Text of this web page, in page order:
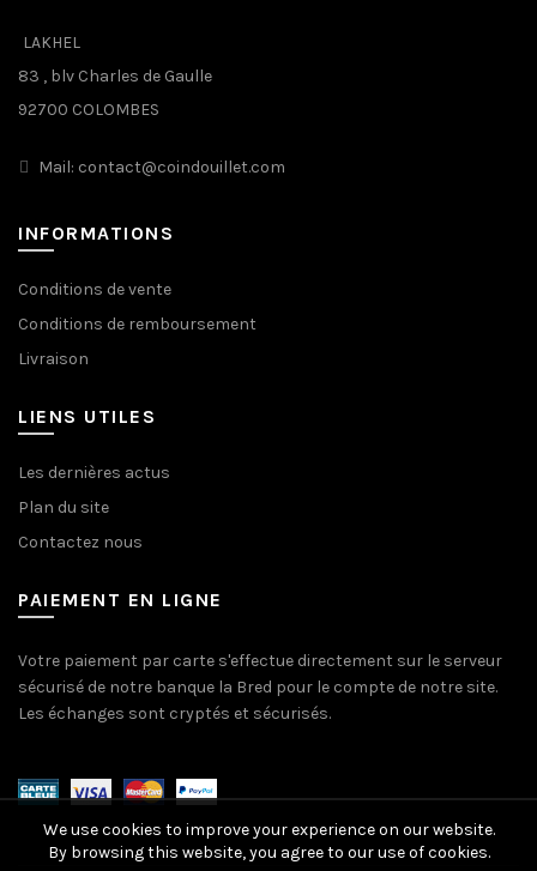
LAKHEL
83 , blv Charles de Gaulle
92700 COLOMBES
Mail: contact@coindouillet.com
INFORMATIONS
Conditions de vente
Conditions de remboursement
Livraison
LIENS UTILES
Les dernières actus
Plan du site
Contactez nous
PAIEMENT EN LIGNE
Votre paiement par carte s'effectue directement sur le serveur
sécurisé de notre banque la Bred pour le compte de notre site.
Les échanges sont cryptés et sécurisés.
We use cookies to improve your experience on our website.
By browsing this website, you agree to our use of cookies.